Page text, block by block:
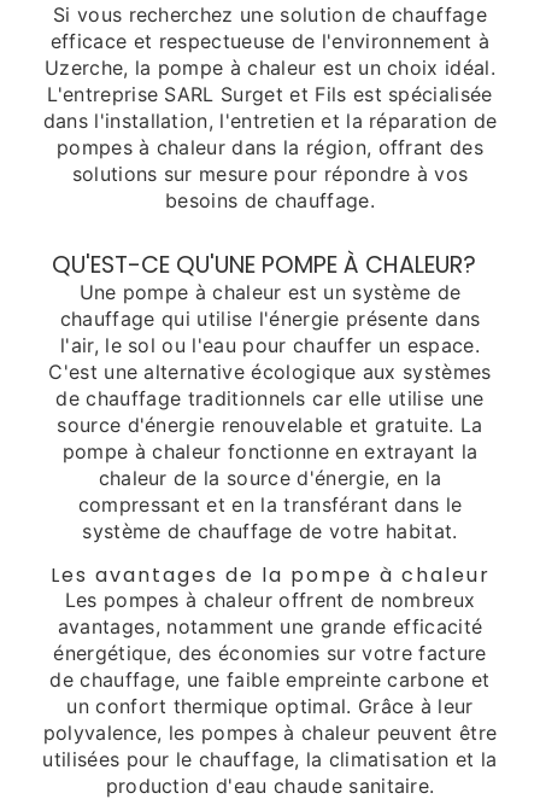
Si vous recherchez une solution de chauffage
efficace et respectueuse de l'environnement à
Uzerche, la pompe à chaleur est un choix idéal.
L'entreprise SARL Surget et Fils est spécialisée
dans l'installation, l'entretien et la réparation de
pompes à chaleur dans la région, offrant des
solutions sur mesure pour répondre à vos
besoins de chauffage.
QU'EST-CE QU'UNE POMPE À CHALEUR?
Une pompe à chaleur est un système de
chauffage qui utilise l'énergie présente dans
l'air, le sol ou l'eau pour chauffer un espace.
C'est une alternative écologique aux systèmes
de chauffage traditionnels car elle utilise une
source d'énergie renouvelable et gratuite. La
pompe à chaleur fonctionne en extrayant la
chaleur de la source d'énergie, en la
compressant et en la transférant dans le
système de chauffage de votre habitat.
Les avantages de la pompe à chaleur
Les pompes à chaleur offrent de nombreux
avantages, notamment une grande efficacité
énergétique, des économies sur votre facture
de chauffage, une faible empreinte carbone et
un confort thermique optimal. Grâce à leur
polyvalence, les pompes à chaleur peuvent être
utilisées pour le chauffage, la climatisation et la
production d'eau chaude sanitaire.